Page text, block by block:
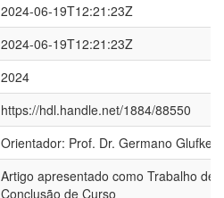
2024-06-19T12:21:23Z
2024-06-19T12:21:23Z
2024
https://hdl.handle.net/1884/88550
Orientador: Prof. Dr. Germano Glufke
Artigo apresentado como Trabalho de
Conclusão de Curso